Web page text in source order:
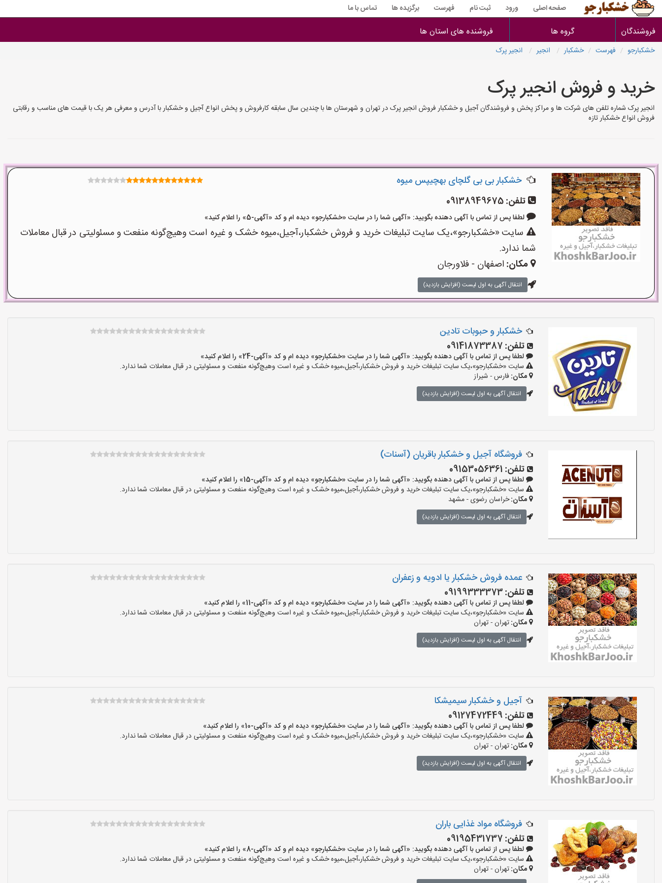
صفحه اصلی ورود ثبت نام فهرست برگزیده ها تماس با ما
فروشندگان گروه ها فروشنده های استان ها
خشکبارجو فهرست خشکبار انجیر انجیر پرک
خرید و فروش انجیر پرک
انجیر پرک شماره تلفن های شرکت ها و مراکز پخش و فروشندگان آجیل و خشکبار فروش انجیر پرک در تهران و شهرستان ها با چندین سال سابقه کارفروش و پخش انواع آجیل و خشکبار با آدرس و معرفی هر یک با قیمت های مناسب و رقابتی
فروش انواع خشکبار تازه
خشکبار بی بی گلچای بهچیپس میوه
تلفن: 09138949675
لطفا پس از تماس با آگهی دهنده بگویید: «آگهی شما را در سایت «خشکبارجو» دیده ام و کد «آگهی-5» را اعلام کنید»
سایت «خشکبارجو»،یک سایت تبلیغات خرید و فروش خشکبار،آجیل،میوه خشک و غیره است وهیچ‌گونه منفعت و مسئولیتی در قبال معاملات
شما ندارد.
مکان: اصفهان - فلاورجان
انتقال آگهی به اول لیست (افزایش بازدید)
خشکبار و حبوبات تادین
تلفن: 09141873387
لطفا پس از تماس با آگهی دهنده بگویید: «آگهی شما را در سایت «خشکبارجو» دیده ام و کد «آگهی-24» را اعلام کنید»
سایت «خشکبارجو»،یک سایت تبلیغات خرید و فروش خشکبار،آجیل،میوه خشک و غیره است وهیچ‌گونه منفعت و مسئولیتی در قبال معاملات شما ندارد.
مکان: فارس - شیراز
انتقال آگهی به اول لیست (افزایش بازدید)
فروشگاه آجیل و خشکبار باقریان (آسنات)
تلفن: 09153056361
لطفا پس از تماس با آگهی دهنده بگویید: «آگهی شما را در سایت «خشکبارجو» دیده ام و کد «آگهی-15» را اعلام کنید»
سایت «خشکبارجو»،یک سایت تبلیغات خرید و فروش خشکبار،آجیل،میوه خشک و غیره است وهیچ‌گونه منفعت و مسئولیتی در قبال معاملات شما ندارد.
مکان:خراسان رضوی - مشهد
انتقال آگهی به اول لیست (افزایش بازدید)
عمده فروش خشکبار یا ادویه و زعفران
تلفن:09199333373
لطفا پس از تماس با آگهی دهنده بگویید: «آگهی شما را در سایت «خشکبارجو» دیده ام و کد «آگهی-11» را اعلام کنید»
سایت «خشکبارجو»،یک سایت تبلیغات خرید و فروش خشکبار،آجیل،میوه خشک و غیره است وهیچ‌گونه منفعت و مسئولیتی در قبال معاملات شما ندارد.
مکان:تهران - تهران
انتقال آگهی به اول لیست (افزایش بازدید)
آجیل و خشکبار سیمیشکا
تلفن: 09127472449
لطفا پس از تماس با آگهی دهنده بگویید: «آگهی شما را در سایت «خشکبارجو» دیده ام و کد «آگهی-10» را اعلام کنید»
سایت «خشکبارجو»،یک سایت تبلیغات خرید و فروش خشکبار،آجیل،میوه خشک و غیره است وهیچ‌گونه منفعت و مسئولیتی در قبال معاملات شما ندارد.
مکان:تهران - تهران
انتقال آگهی به اول لیست (افزایش بازدید)
فروشگاه مواد غذایی باران
تلفن: 09195431737
لطفا پس از تماس با آگهی دهنده بگویید: «آگهی شما را در سایت «خشکبارجو» دیده ام و کد «آگهی-8» را اعلام کنید»
سایت «خشکبارجو»،یک سایت تبلیغات خرید و فروش خشکبار،آجیل،میوه خشک و غیره است وهیچ‌گونه منفعت و مسئولیتی در قبال معاملات شما ندارد.
مکان:تهران - تهران